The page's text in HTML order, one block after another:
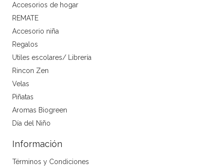
Accesorios de hogar
REMATE
Accesorio niña
Regalos
Utiles escolares/ Librería
Rincon Zen
Velas
Piñatas
Aromas Biogreen
Día del Niño
Información
Términos y Condiciones